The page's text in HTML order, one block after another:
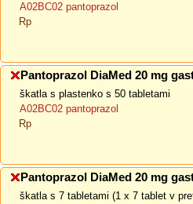
A02BC02 pantoprazol
Rp
Pantoprazol DiaMed 20 mg
škatla s plastenko s 50 tabletami
A02BC02 pantoprazol
Rp
Pantoprazol DiaMed 20 mg
škatla s 7 tabletami (1 x 7 tablet v